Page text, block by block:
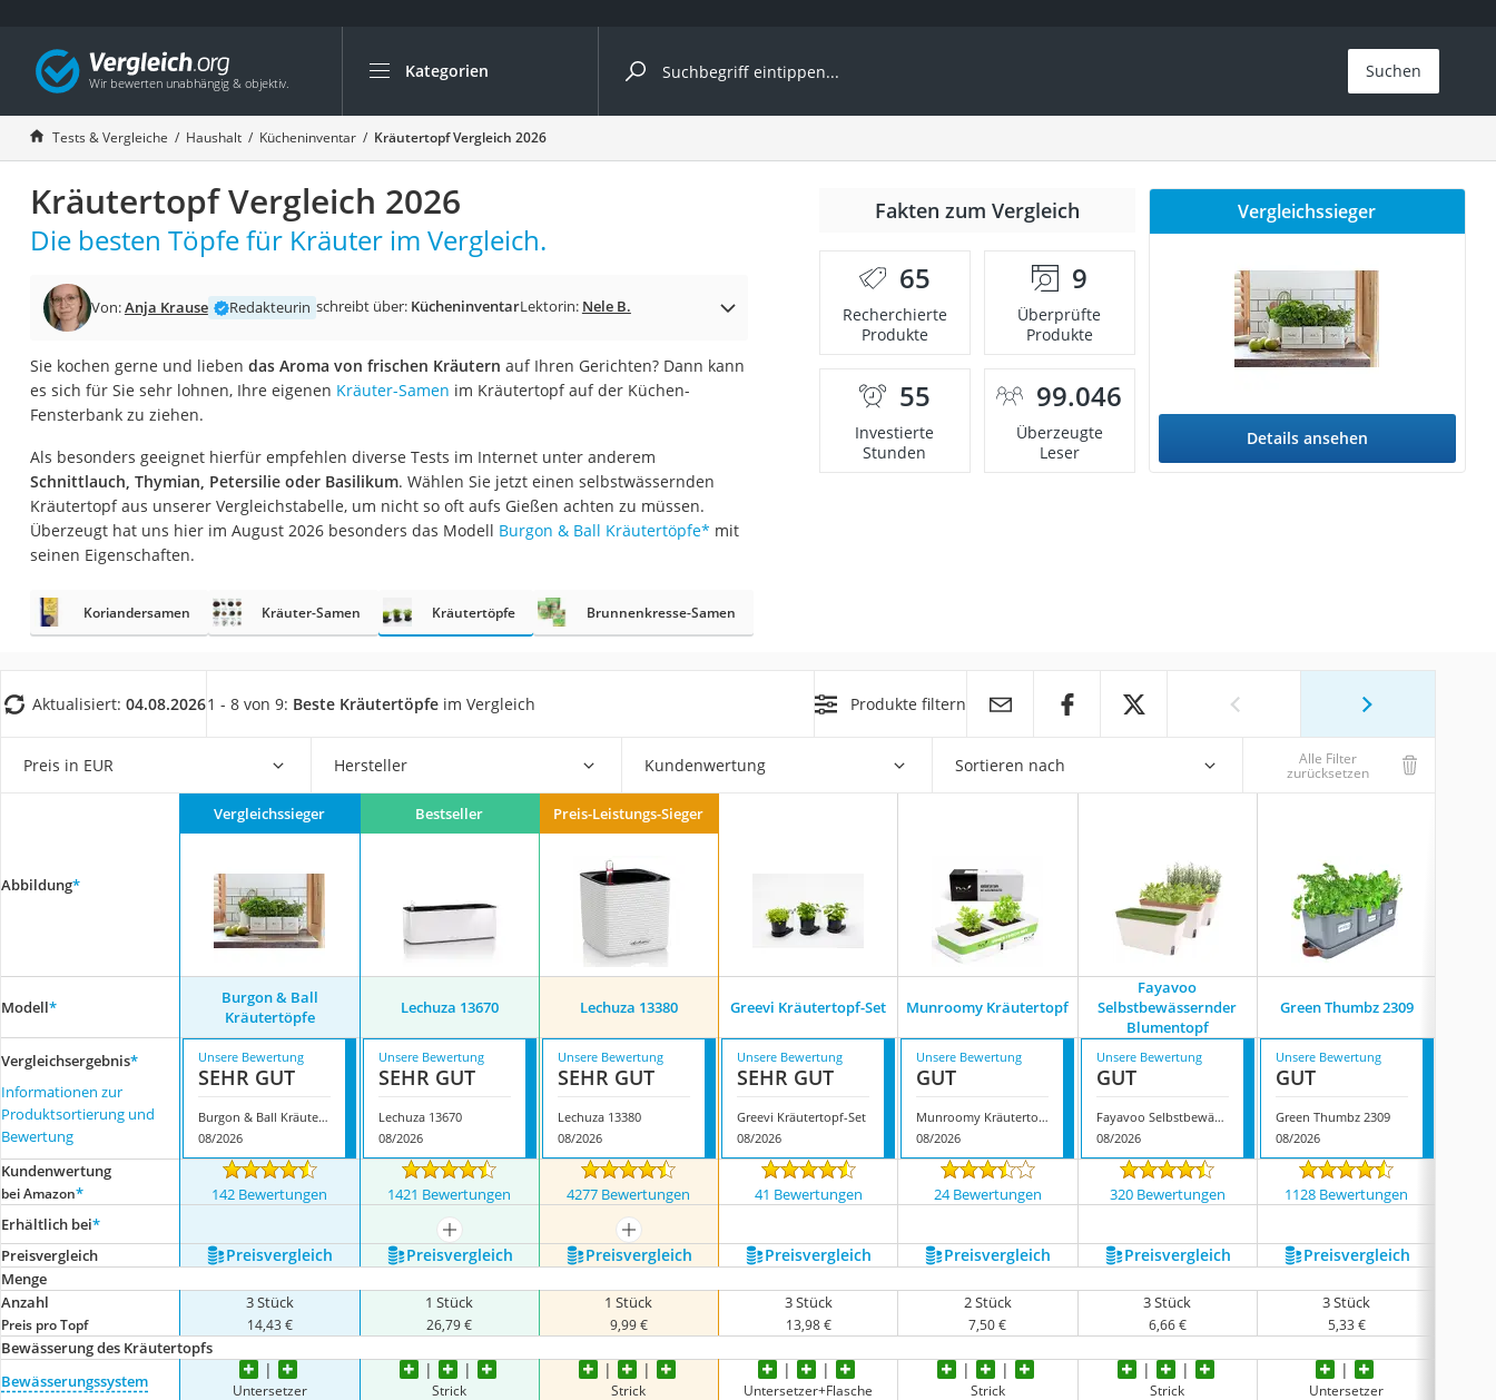
Kategorien
Die beliebtesten Vergleiche nach Kategorie
Haushalt
Wassersprudler
Zentralstaubsauger
Brotbackautomat
Wäschespinne
Spülmaschinentabs
AEG-Waschmaschine
Saug-Wisch-Roboter
Kondenstrockner
Heißwasserspender
Ecovacs-Saugroboter
Nespresso-Maschine
Messerschärfer
Suchen
Tests & Vergleiche Haushalt Kücheninventar Kräutertopf Vergleich 2026
Kräutertopf Vergleich 2026
Die besten Töpfe für Kräuter im Vergleich.
Von:Anja Krause Redakteurin schreibt über: KücheninventarLektorin: Nele B.
Sie kochen gerne und lieben das Aroma von frischen Kräutern auf Ihren Gerichten? Dann kann
es sich für Sie sehr lohnen, Ihre eigenen Kräuter-Samen im Kräutertopf auf der Küchen-
Fensterbank zu ziehen.
Als besonders geeignet hierfür empfehlen diverse Tests im Internet unter anderem
Schnittlauch, Thymian, Petersilie oder Basilikum. Wählen Sie jetzt einen selbstwässernden
Kräutertopf aus unserer Vergleichstabelle, um nicht so oft aufs Gießen achten zu müssen.
Überzeugt hat uns hier im August 2026 besonders das Modell Burgon & Ball Kräutertöpfe* mit
seinen Eigenschaften.
Fakten zum Vergleich
65
Recherchierte
Produkte
9
Überprüfte
Produkte
55
Investierte
Stunden
99.046
Überzeugte
Leser
Vergleichssieger
Details ansehen
Koriandersamen Kräuter-Samen Kräutertöpfe Brunnenkresse-Samen
Aktualisiert: 04.08.20261 - 8 von 9: Beste Kräutertöpfe im Vergleich Produkte filtern
Preis in EUR Hersteller Kundenwertung Sortieren nach Alle Filter
zurücksetzen
Abbildung*
Vergleichssieger Bestseller Preis-Leistungs-Sieger
Modell*
Burgon & Ball
Kräutertöpfe
Lechuza 13670 Lechuza 13380 Greevi Kräutertopf-Set Munroomy Kräutertopf
Fayavoo
Selbstbewässernder
Blumentopf
‎Green Thumbz 2309
Vergleichsergebnis*
Informationen zur
Produktsortierung und
Bewertung
Unsere Bewertung
SEHR GUT
Burgon & Ball Kräutertöpfe
08/2026
Unsere Bewertung
SEHR GUT
Lechuza 13670
08/2026
Unsere Bewertung
SEHR GUT
Lechuza 13380
08/2026
Unsere Bewertung
SEHR GUT
Greevi Kräutertopf-Set
08/2026
Unsere Bewertung
GUT
Munroomy Kräutertopf
08/2026
Unsere Bewertung
GUT
Fayavoo Selbstbewässernder Blumentopf
08/2026
Unsere Bewertung
GUT
‎Green Thumbz 2309
08/2026
Kundenwertung
bei Amazon* 142 Bewertungen 1421 Bewertungen 4277 Bewertungen 41 Bewertungen 24 Bewertungen 320 Bewertungen 1128 Bewertungen
Erhältlich bei*
mehr anzeigen
mehr anzeigen
Preis­vergleich
Preis­vergleich Preis­vergleich Preis­vergleich Preis­vergleich Preis­vergleich Preis­vergleich Preis­vergleich
Menge
Anzahl
Preis pro Topf
3 Stück
14,43 €
1 Stück
26,79 €
1 Stück
9,99 €
3 Stück
13,98 €
2 Stück
7,50 €
3 Stück
6,66 €
3 Stück
5,33 €
Bewässerung des Kräutertopfs
Bewässerungssystem
Untersetzer Strick Strick Untersetzer+Flasche Strick Strick Untersetzer